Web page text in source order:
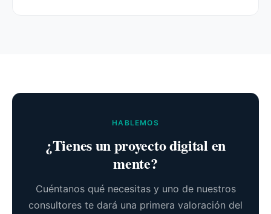
HABLEMOS
¿Tienes un proyecto digital en
mente?
Cuéntanos qué necesitas y uno de nuestros
consultores te dará una primera valoración del